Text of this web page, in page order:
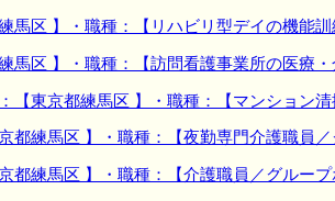
区 】・職種：【リハビリ型デイの機能訓
区 】・職種：【訪問看護事業所の医療・
東京都練馬区 】・職種：【マンション清
練馬区 】・職種：【夜勤専門介護職員／
練馬区 】・職種：【介護職員／グループ